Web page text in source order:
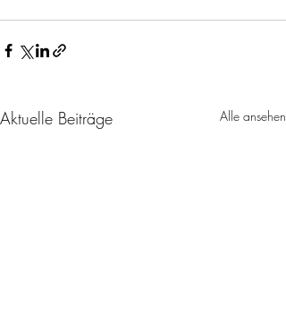
Aktuelle Beiträge Alle ansehen